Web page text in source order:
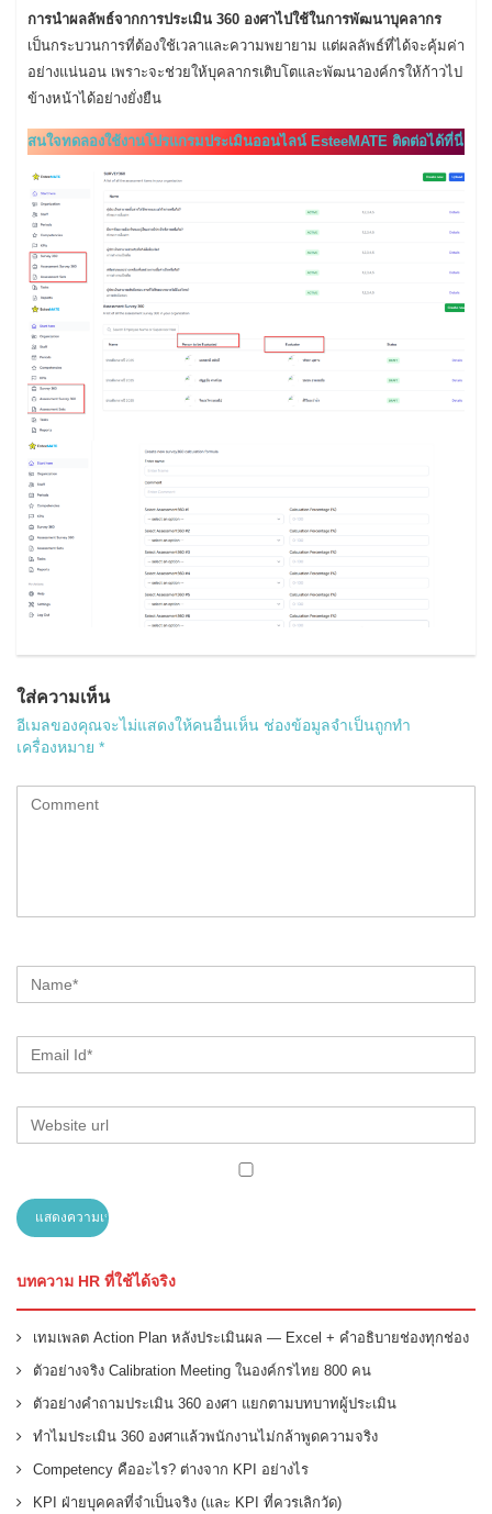
การนำผลลัพธ์จากการประเมิน 360 องศาไปใช้ในการพัฒนาบุคลากร
เป็นกระบวนการที่ต้องใช้เวลาและความพยายาม แต่ผลลัพธ์ที่ได้จะคุ้มค่า
อย่างแน่นอน เพราะจะช่วยให้บุคลากรเติบโตและพัฒนาองค์กรให้ก้าวไป
ข้างหน้าได้อย่างยั่งยืน
สนใจทดลองใช้งานโปรแกรมประเมินออนไลน์ EsteeMATE ติดต่อได้ที่นี่
ใส่ความเห็น
อีเมลของคุณจะไม่แสดงให้คนอื่นเห็น ช่องข้อมูลจำเป็นถูกทำ
เครื่องหมาย *
บทความ HR ที่ใช้ได้จริง
เทมเพลต Action Plan หลังประเมินผล — Excel + คำอธิบายช่องทุกช่อง
ตัวอย่างจริง Calibration Meeting ในองค์กรไทย 800 คน
ตัวอย่างคำถามประเมิน 360 องศา แยกตามบทบาทผู้ประเมิน
ทำไมประเมิน 360 องศาแล้วพนักงานไม่กล้าพูดความจริง
Competency คืออะไร? ต่างจาก KPI อย่างไร
KPI ฝ่ายบุคคลที่จำเป็นจริง (และ KPI ที่ควรเลิกวัด)